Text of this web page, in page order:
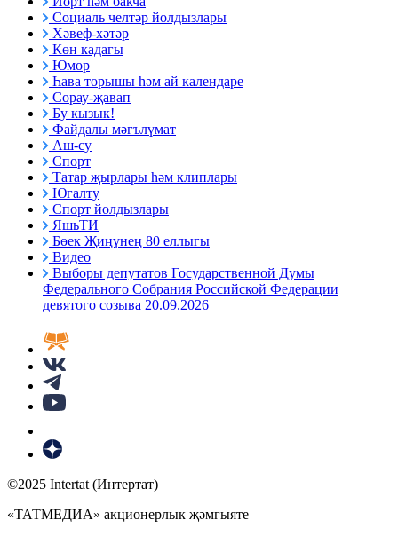
Социаль челтәр йолдызлары
Хәвеф-хәтәр
Көн кадагы
Юмор
Һава торышы һәм ай календаре
Сорау-җавап
Бу кызык!
Файдалы мәгълүмат
Аш-су
Спорт
Татар җырлары һәм клиплары
Югалту
Спорт йолдызлары
ЯшьТИ
Бөек Җиңүнең 80 еллыгы
Видео
Выборы депутатов Государственной Думы
Федерального Собрания Российской Федерации
девятого созыва 20.09.2026
©2025 Intertat (Интертат)
«ТАТМЕДИА» акционерлык җәмгыяте